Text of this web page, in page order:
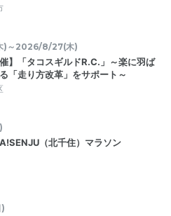
)～2026/8/27(木)
】「タコスギルドR.C.」～楽に羽ば
「走り方改革」をサポート～
（北千住）マラソン